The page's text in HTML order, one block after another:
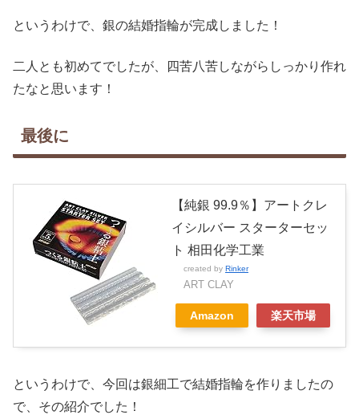
というわけで、銀の結婚指輪が完成しました！
二人とも初めてでしたが、四苦八苦しながらしっかり作れ
たなと思います！
最後に
【純銀 99.9％】アートクレ
イシルバー スターターセッ
ト 相田化学工業
created by Rinker
ART CLAY
Amazon 楽天市場
というわけで、今回は銀細工で結婚指輪を作りましたの
で、その紹介でした！